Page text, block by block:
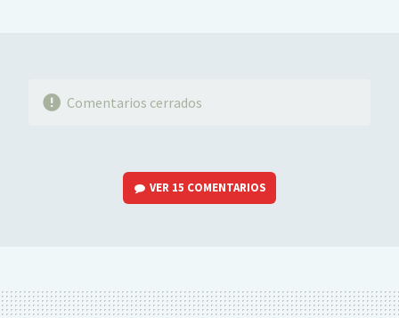
Comentarios cerrados
VER 15 COMENTARIOS